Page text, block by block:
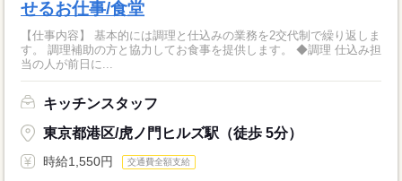
せるお仕事/食堂
【仕事内容】 基本的には調理と仕込みの業務を2交代制で繰り返しま
す。 調理補助の方と協力してお食事を提供します。 ◆調理 仕込み担
当の人が前日に...
キッチンスタッフ
東京都港区/虎ノ門ヒルズ駅（徒歩 5分）
時給1,550円 交通費全額支給